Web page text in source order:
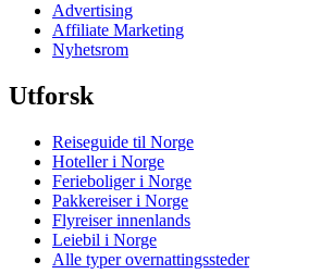
Advertising
Affiliate Marketing
Nyhetsrom
Utforsk
Reiseguide til Norge
Hoteller i Norge
Ferieboliger i Norge
Pakkereiser i Norge
Flyreiser innenlands
Leiebil i Norge
Alle typer overnattingssteder